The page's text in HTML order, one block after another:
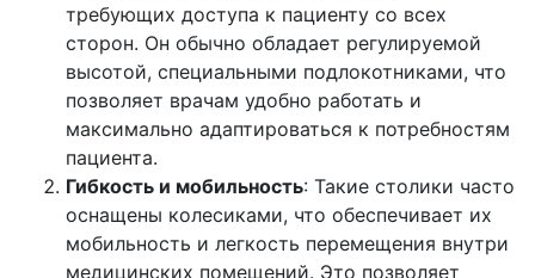
требующих доступа к пациенту со всех
сторон. Он обычно обладает регулируемой
высотой, специальными подлокотниками, что
позволяет врачам удобно работать и
максимально адаптироваться к потребностям
пациента.
Гибкость и мобильность: Такие столики часто
оснащены колесиками, что обеспечивает их
мобильность и легкость перемещения внутри
медицинских помещений. Это позволяет